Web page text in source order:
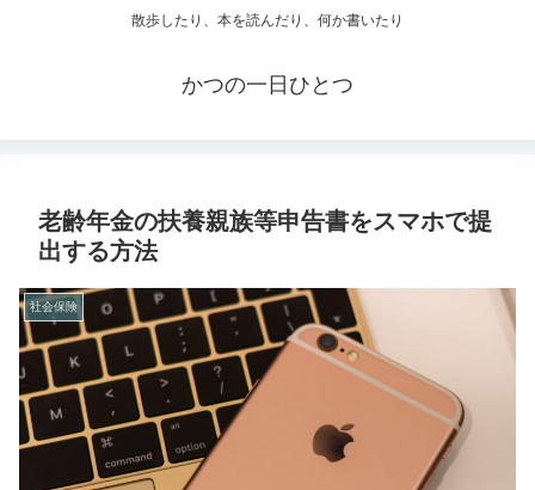
散歩したり、本を読んだり、何か書いたり
かつの一日ひとつ
老齢年金の扶養親族等申告書をスマホで提
出する方法
社会保険